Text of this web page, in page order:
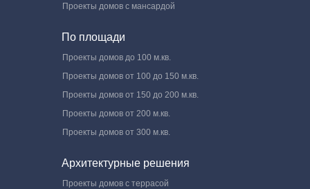
Проекты домов с мансардой
По площади
Проекты домов до 100 м.кв.
Проекты домов от 100 до 150 м.кв.
Проекты домов от 150 до 200 м.кв.
Проекты домов от 200 м.кв.
Проекты домов от 300 м.кв.
Архитектурные решения
Проекты домов с террасой